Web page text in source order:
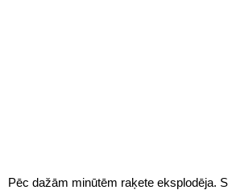
Pēc dažām minūtēm raķete eksplodēja.